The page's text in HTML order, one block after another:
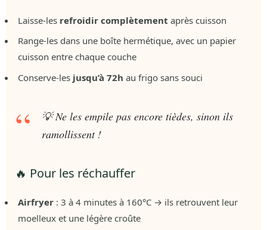
Laisse-les refroidir complètement après cuisson
Range-les dans une boîte hermétique, avec un papier
cuisson entre chaque couche
Conserve-les jusqu’à 72h au frigo sans souci
💡 Ne les empile pas encore tièdes, sinon ils
ramollissent !
🔥 Pour les réchauffer
Airfryer : 3 à 4 minutes à 160°C → ils retrouvent leur
moelleux et une légère croûte